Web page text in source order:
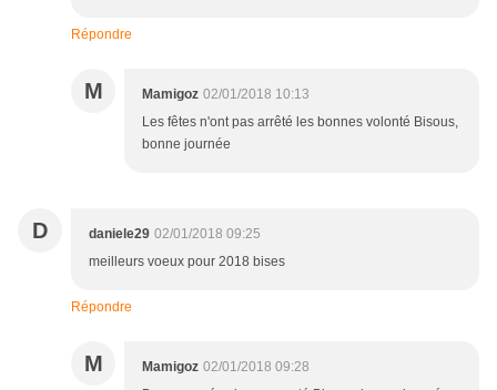
Répondre
M Mamigoz 02/01/2018 10:13
Les fêtes n'ont pas arrêté les bonnes volonté Bisous,
bonne journée
D daniele29 02/01/2018 09:25
meilleurs voeux pour 2018 bises
Répondre
M Mamigoz 02/01/2018 09:28